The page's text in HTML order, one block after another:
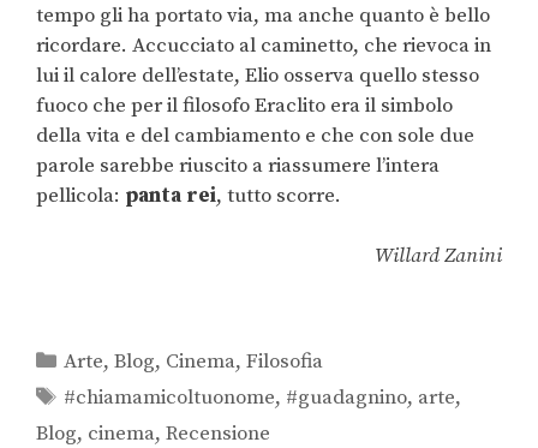
tempo gli ha portato via, ma anche quanto è bello
ricordare. Accucciato al caminetto, che rievoca in
lui il calore dell’estate, Elio osserva quello stesso
fuoco che per il filosofo Eraclito era il simbolo
della vita e del cambiamento e che con sole due
parole sarebbe riuscito a riassumere l’intera
pellicola: panta rei, tutto scorre.
Willard Zanini
Arte,Blog, Cinema,Filosofia
#chiamamicoltuonome, #guadagnino, arte,
Blog, cinema, Recensione